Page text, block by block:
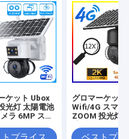
ケット Ubox
光灯 太陽電池
ラ 6MP スマ
カメラ
グロマーケッ
Wifi/4G スマー
ZOOM 投光灯
PIR 人間検出カ